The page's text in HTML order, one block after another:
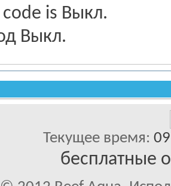
code is Выкл.
Выкл.
Текущее время:
бесплатные